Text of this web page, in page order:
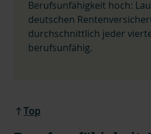
Berufsunfähigkeit hoch:
deutschen
durchschnittlich jeder
berufsunfähig.
Top